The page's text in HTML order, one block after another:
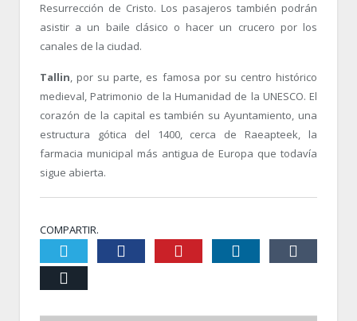
Resurrección de Cristo. Los pasajeros también podrán
asistir a un baile clásico o hacer un crucero por los
canales de la ciudad.
Tallin, por su parte, es famosa por su centro histórico
medieval, Patrimonio de la Humanidad de la UNESCO. El
corazón de la capital es también su Ayuntamiento, una
estructura gótica del 1400, cerca de Raeapteek, la
farmacia municipal más antigua de Europa que todavía
sigue abierta.
COMPARTIR.
Facebook Pinterest LinkedIn